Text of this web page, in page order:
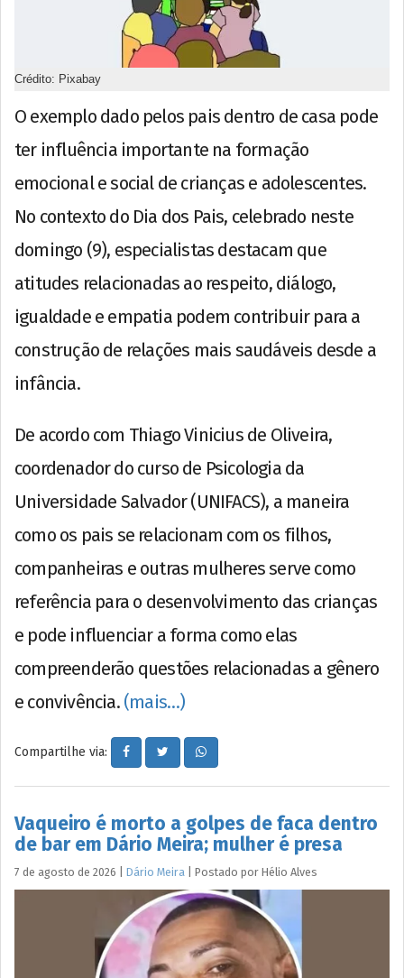
Crédito: Pixabay
O exemplo dado pelos pais dentro de casa pode
ter influência importante na formação
emocional e social de crianças e adolescentes.
No contexto do Dia dos Pais, celebrado neste
domingo (9), especialistas destacam que
atitudes relacionadas ao respeito, diálogo,
igualdade e empatia podem contribuir para a
construção de relações mais saudáveis desde a
infância.
De acordo com Thiago Vinicius de Oliveira,
coordenador do curso de Psicologia da
Universidade Salvador (UNIFACS), a maneira
como os pais se relacionam com os filhos,
companheiras e outras mulheres serve como
referência para o desenvolvimento das crianças
e pode influenciar a forma como elas
compreenderão questões relacionadas a gênero
e convivência. (mais…)
Compartilhe via:
Vaqueiro é morto a golpes de faca dentro
de bar em Dário Meira; mulher é presa
7 de agosto de 2026 Dário Meira Postado por Hélio Alves